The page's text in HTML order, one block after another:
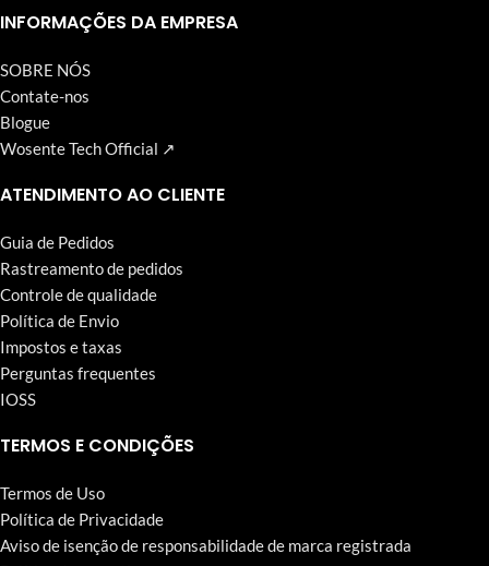
Wosente-tech vem perseguindo incansavelmente.
INFORMAÇÕES DA EMPRESA
SOBRE NÓS
Contate-nos
Blogue
Wosente Tech Official ↗
ATENDIMENTO AO CLIENTE
Guia de Pedidos
Rastreamento de pedidos
Controle de qualidade
Política de Envio
Impostos e taxas
Perguntas frequentes
IOSS
TERMOS E CONDIÇÕES
Termos de Uso
Política de Privacidade
Aviso de isenção de responsabilidade de marca registrada